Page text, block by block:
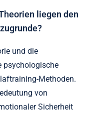
liegen den
und die
psychologische
Methoden.
von
Sicherheit